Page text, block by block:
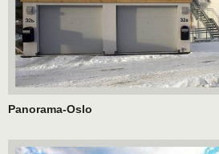
Panorama-Oslo